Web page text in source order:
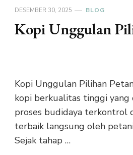
DESEMBER 30, 2025 BLOG
Kopi Unggulan
Kopi Unggulan Pilihan
kopi berkualitas tinggi yang
proses budidaya terkontrol
terbaik langsung oleh
Sejak tahap …